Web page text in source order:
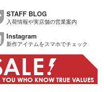
STAFF BLOG
入荷情報や実店舗の営業案内
Instagram
新作アイテムをスマホでチェック